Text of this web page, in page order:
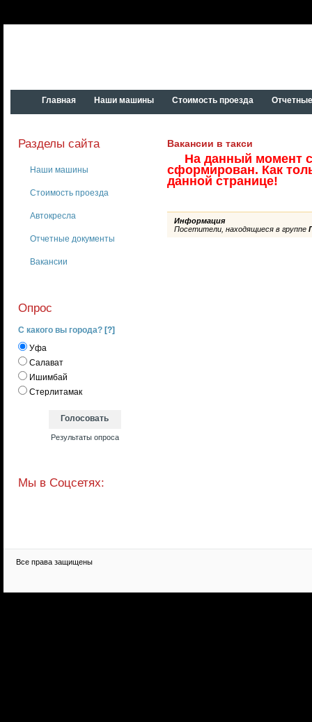
SITE.RU
Главная Наши машины Стоимость проезда
Вакансии в такси
На данный момент
сформирован. Как
данной странице!
Информация
Посетители, находящиеся в группе
Разделы сайта
Наши машины
Стоимость проезда
Автокресла
Отчетные документы
Вакансии
Опрос
С какого вы города? [?]
Уфа
Салават
Ишимбай
Стерлитамак
Мы в Соцсетях:
Все права защищены